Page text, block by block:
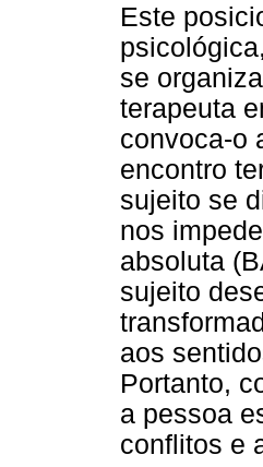
Este
se
terapeuta
convoca-o
encontro
sujeito se
nos
absoluta
sujeito
aos
Portanto,
a pessoa
conflitos e